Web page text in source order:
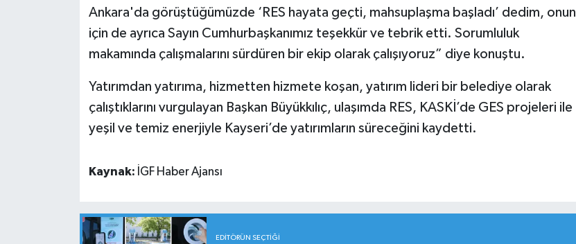
Ankara'da görüştüğümüzde ‘RES hayata geçti, mahsuplaşma başladı’ dedim, onun
için de ayrıca Sayın Cumhurbaşkanımız teşekkür ve tebrik etti. Sorumluluk
makamında çalışmalarını sürdüren bir ekip olarak çalışıyoruz” diye konuştu.
Yatırımdan yatırıma, hizmetten hizmete koşan, yatırım lideri bir belediye olarak
çalıştıklarını vurgulayan Başkan Büyükkılıç, ulaşımda RES, KASKİ’de GES projeleri ile
yeşil ve temiz enerjiyle Kayseri’de yatırımların süreceğini kaydetti.
Kaynak: İGF Haber Ajansı
EDITÖRÜN SEÇTIĞI